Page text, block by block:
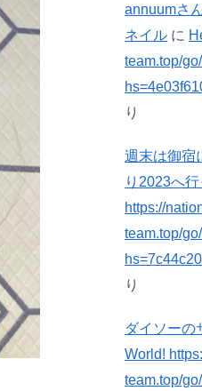
annuumさ
ネイル に
team.top/
り
週末は御宿
り2023へ
https://
team.top/
り
ダイソーの
World!
team.top/